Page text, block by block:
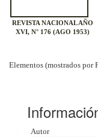
REVISTA NACIONAL AÑO
XVI, N° 176 (AGO 1953)
Elementos (mostrados por
Autor